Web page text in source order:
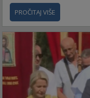
PROČITAJ VIŠE